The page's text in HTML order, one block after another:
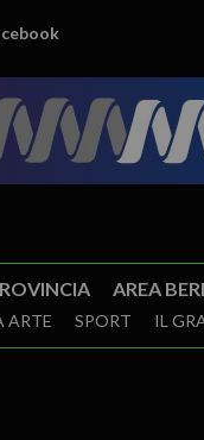
AREA
ARTE SPORT IL